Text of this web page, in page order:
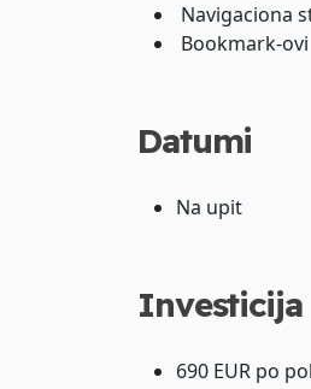
Navigaciona
Bookmark-ovi
Datumi
Na upit
Investicija
690 EUR po